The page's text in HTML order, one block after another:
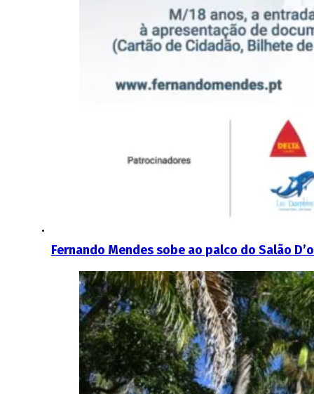
Fernando Mendes sobe ao palco do Salão